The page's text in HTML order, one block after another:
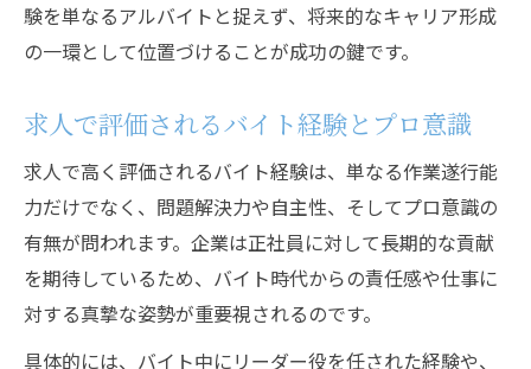
験を単なるアルバイトと捉えず、将来的なキャリア形成
の一環として位置づけることが成功の鍵です。
求人で評価されるバイト経験とプロ意識
求人で高く評価されるバイト経験は、単なる作業遂行能
力だけでなく、問題解決力や自主性、そしてプロ意識の
有無が問われます。企業は正社員に対して長期的な貢献
を期待しているため、バイト時代からの責任感や仕事に
対する真摯な姿勢が重要視されるのです。
具体的には、バイト中にリーダー役を任された経験や、